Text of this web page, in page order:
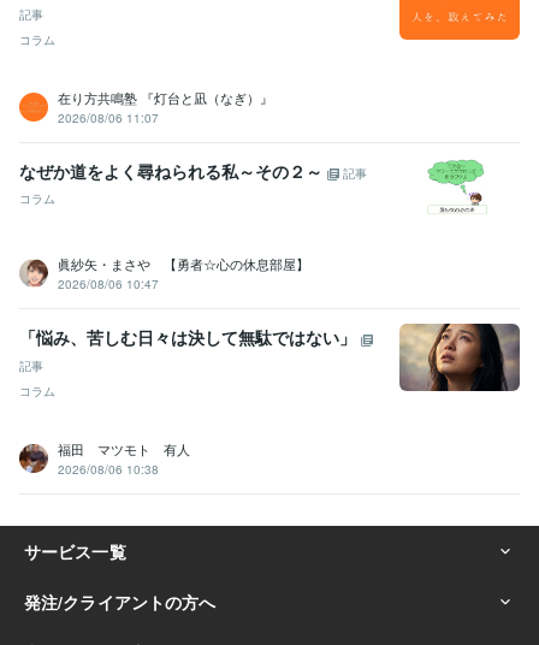
記事
コラム
在り方共鳴塾 『灯台と凪（なぎ）』
2026/08/06 11:07
なぜか道をよく尋ねられる私～その２～
記事
コラム
眞紗矢・まさや 【勇者☆心の休息部屋】
2026/08/06 10:47
「悩み、苦しむ日々は決して無駄ではない」
記事
コラム
福田 マツモト 有人
2026/08/06 10:38